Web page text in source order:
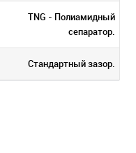
TNG - Полиамидный
сепаратор.
Стандартный зазор.